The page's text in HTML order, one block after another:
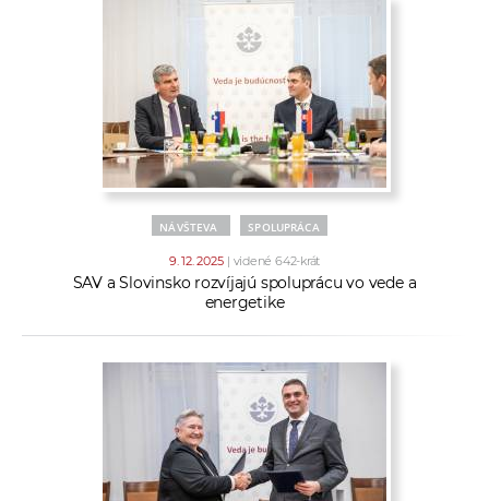
NÁVŠTEVA SPOLUPRÁCA
9. 12. 2025 | videné 642-krát
SAV a Slovinsko rozvíjajú spoluprácu vo vede a
energetike